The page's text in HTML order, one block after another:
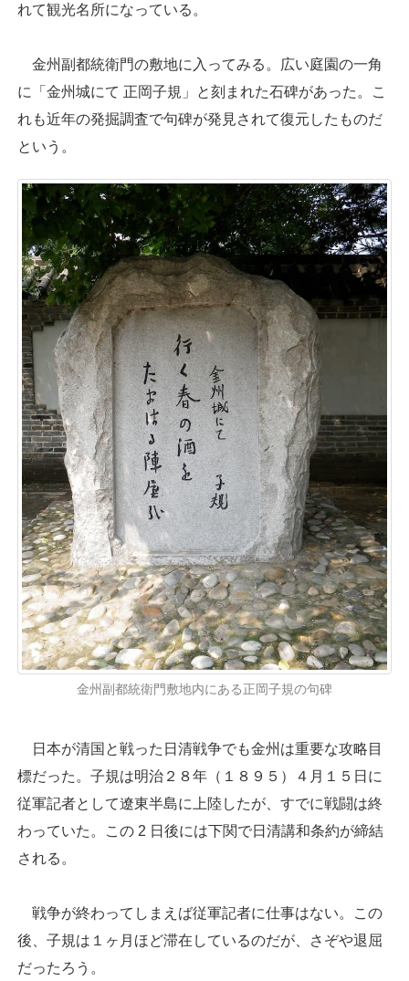
れて観光名所になっている。
金州副都統衛門の敷地に入ってみる。広い庭園の一角
に「金州城にて 正岡子規」と刻まれた石碑があった。こ
れも近年の発掘調査で句碑が発見されて復元したものだ
という。
金州副都統衛門敷地内にある正岡子規の句碑
日本が清国と戦った日清戦争でも金州は重要な攻略目
標だった。子規は明治２８年（１８９５）４月１５日に
従軍記者として遼東半島に上陸したが、すでに戦闘は終
わっていた。この 2 日後には下関で日清講和条約が締結
される。
戦争が終わってしまえば従軍記者に仕事はない。この
後、子規は１ヶ月ほど滞在しているのだが、さぞや退屈
だったろう。